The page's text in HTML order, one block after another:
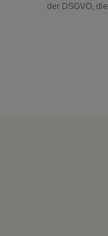
der DSGVO,